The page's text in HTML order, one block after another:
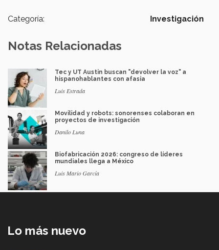
Categoría: Investigación
Notas Relacionadas
Tec y UT Austin buscan "devolver la voz" a
hispanohablantes con afasia
Luis Estrada
Movilidad y robots: sonorenses colaboran en
proyectos de investigación
Danilo Luna
Biofabricación 2026: congreso de líderes
mundiales llega a México
Luis Mario García
Lo más nuevo